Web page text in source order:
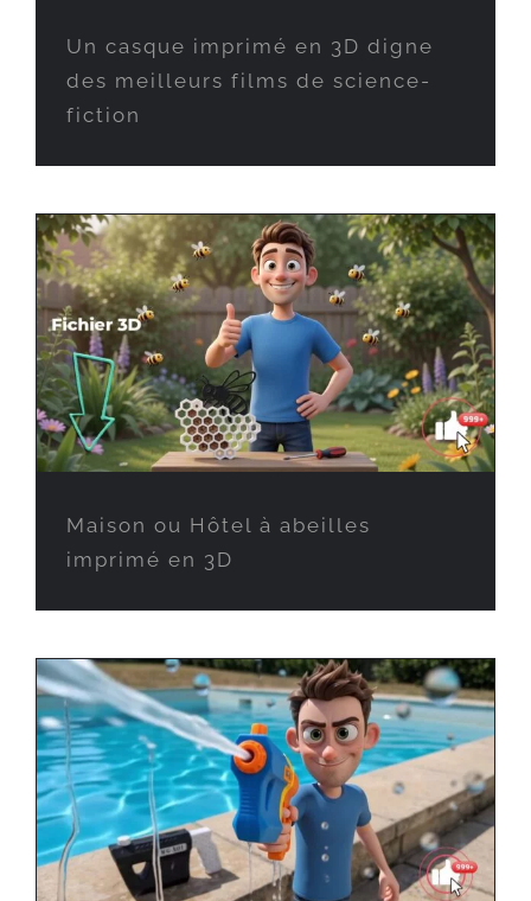
Un casque imprimé en 3D digne
des meilleurs films de science-
fiction
Maison ou Hôtel à abeilles
imprimé en 3D